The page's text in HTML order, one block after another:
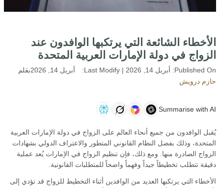
الأخطاء الشائعة التي يرتكبها الوافدون عند
الزواج في دولة الإمارات العربية المتحدة
Published On: أبريل 14, 2026 | Last Modify: أبريل 14, 2026
بقلم
حازم درويش
Summarise with AI
يُقبل الوافدون من جميع أنحاء العالم على الزواج في دولة الإمارات العربية
المتحدة، وذلك بفضل النظام القانوني المتطور والاعتراف الدولي بشهادات
الزواج الصادرة منها. ومع ذلك، فإن تنظيم الزواج في الإمارات يُعد عملية
دقيقة تتطلب تخطيطاً جيداً وفهماً واضحاً للمتطلبات القانونية.
الأخطاء التي يرتكبها العديد من الوافدين أثناء التخطيط للزواج قد تؤدي إلى